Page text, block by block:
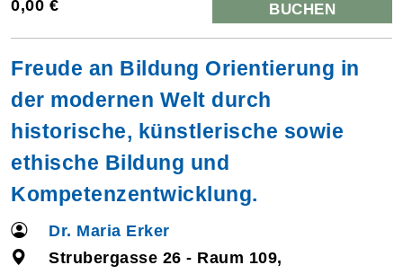
0,00 € BUCHEN
Freude an Bildung Orientierung in
der modernen Welt durch
historische, künstlerische sowie
ethische Bildung und
Kompetenzentwicklung.
Dr. Maria Erker
Strubergasse 26 - Raum 109,